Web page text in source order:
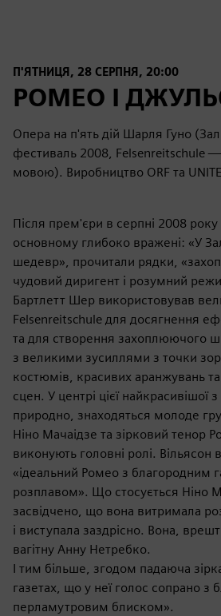
П'ЯТНИЦЯ, 28 СЕРПНЯ, 20:00
РОМЕО І
Опера на п'ять дій Шарля Гуно
фестиваль 2008, Felsenreitschule
мовою). Виробництво ORF та
Після прем'єри в серпні 2008
основному глибоко вражені: «У
шедевр», прочитали рядки,
чудовий диригент і розумний
Бартлетт Шер використовував
Felsenreitschule для досягнення
та для створення захоплюючого
з великими зусиллями з точки
костюмів, красивих аранжувань
сцен. У центрі цієї найкрасивішої з
природно, знаходяться молоде
Ніно Мачаідзе та зірковий тенор
виконують головні ролі. Вільясон
«ідеальний Ромео з благородним
розплавом». Що стосується Ніно
засвідчено, що вона витримала
і виступала заздрісно. Вона,
вагітну Анну Нетребко.
І тим більше, згодом падаюча
газетах, що у неї голос сопрано з
перламутровим блиском».